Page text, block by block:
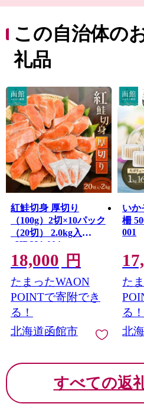
できます。
函館市内の駅前・元町エリア
れる街並みは、1859年の「箱
ち早く取り入れてハイカラな
もそのまま残っています。
函館市が有する「歴史」、「
はじめとした数多くの資源を
活性化を図っていきたいと考
この自治体の
礼品
紅鮭切身 厚切り
（100g）2切×10パック
（20切） 2.0kg入
_HD231-004
18,000 円
たまったWAON
POINTで寄附でき
る！
北海道函館市
いか
柵
001
た
る！
北
すべての返